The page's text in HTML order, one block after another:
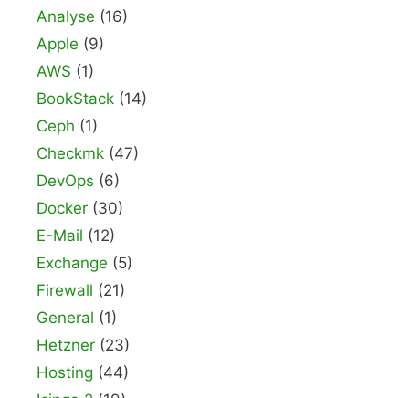
Analyse (16)
Apple (9)
AWS (1)
BookStack (14)
Ceph (1)
Checkmk (47)
DevOps (6)
Docker (30)
E-Mail (12)
Exchange (5)
Firewall (21)
General (1)
Hetzner (23)
Hosting (44)